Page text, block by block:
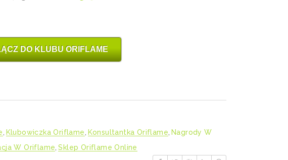
DO KLUBU ORIFLAME
Klubowiczka Oriflame Konsultantka Oriflame Nagrody W
W Oriflame Sklep Oriflame Online